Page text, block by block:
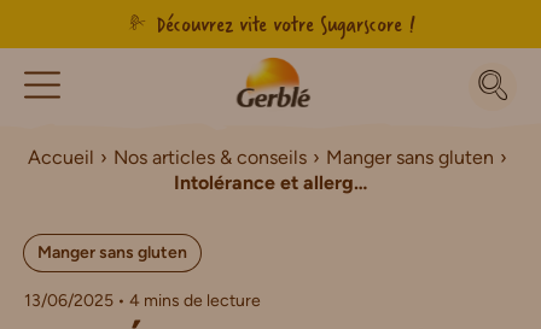
Découvrez vite votre Sugarscore !
Accueil Nos articles & conseils
Manger sans gluten
Intolérance et allergies aux gluten, œufs, et lait, comment faire?
Manger sans gluten
13/06/2025 • 4 mins de lecture